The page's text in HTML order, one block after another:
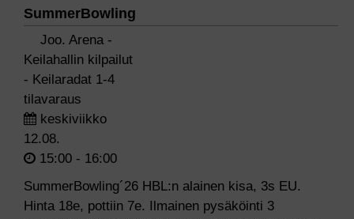
SummerBowling
Joo. Arena -
Keilahallin kilpailut
- Keilaradat 1-4
tilavaraus
keskiviikko
12.08.
15:00 - 16:00
SummerBowling´26 HBL:n alainen kisa, 3s EU.
Hinta 18e, pottiin 7e. Ilmainen pysäköinti 3